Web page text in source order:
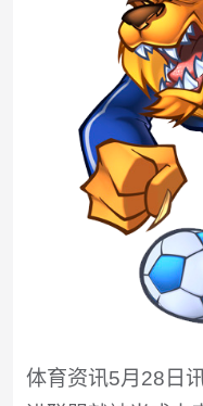
体育资讯5月28日